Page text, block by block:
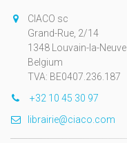
CIACO sc
Grand-Rue, 2/14
1348 Louvain-la-Neuve
Belgium
TVA: BE0407.236.187
+32 10 45 30 97
librairie@ciaco.com